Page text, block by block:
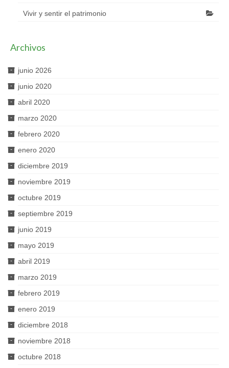
Vivir y sentir el patrimonio
Archivos
junio 2026
junio 2020
abril 2020
marzo 2020
febrero 2020
enero 2020
diciembre 2019
noviembre 2019
octubre 2019
septiembre 2019
junio 2019
mayo 2019
abril 2019
marzo 2019
febrero 2019
enero 2019
diciembre 2018
noviembre 2018
octubre 2018